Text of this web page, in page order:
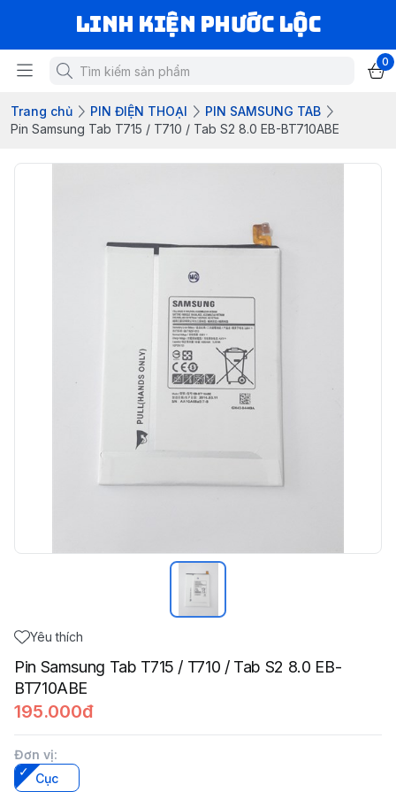
LINH KIỆN PHƯỚC LỘC
0
Trang chủ PIN ĐIỆN THOẠI
PIN SAMSUNG TAB
Pin Samsung Tab T715 / T710 / Tab S2 8.0 EB-BT710ABE
Yêu thích
Pin Samsung Tab T715 / T710 / Tab S2 8.0 EB-
BT710ABE
195.000đ
Đơn vị:
Cục